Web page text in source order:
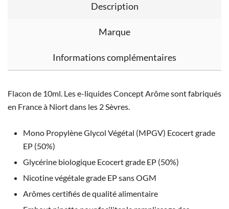
Description
Marque
Informations complémentaires
Flacon de 10ml. Les e-liquides Concept Arôme sont fabriqués
en France à Niort dans les 2 Sèvres.
Mono Propylène Glycol Végétal (MPGV) Ecocert grade
EP (50%)
Glycérine biologique Ecocert grade EP (50%)
Nicotine végétale grade EP sans OGM
Arômes certifiés de qualité alimentaire